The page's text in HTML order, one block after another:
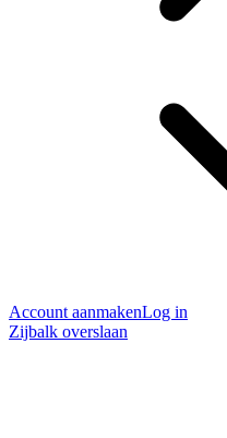
Account aanmakenLog in
Zijbalk overslaan